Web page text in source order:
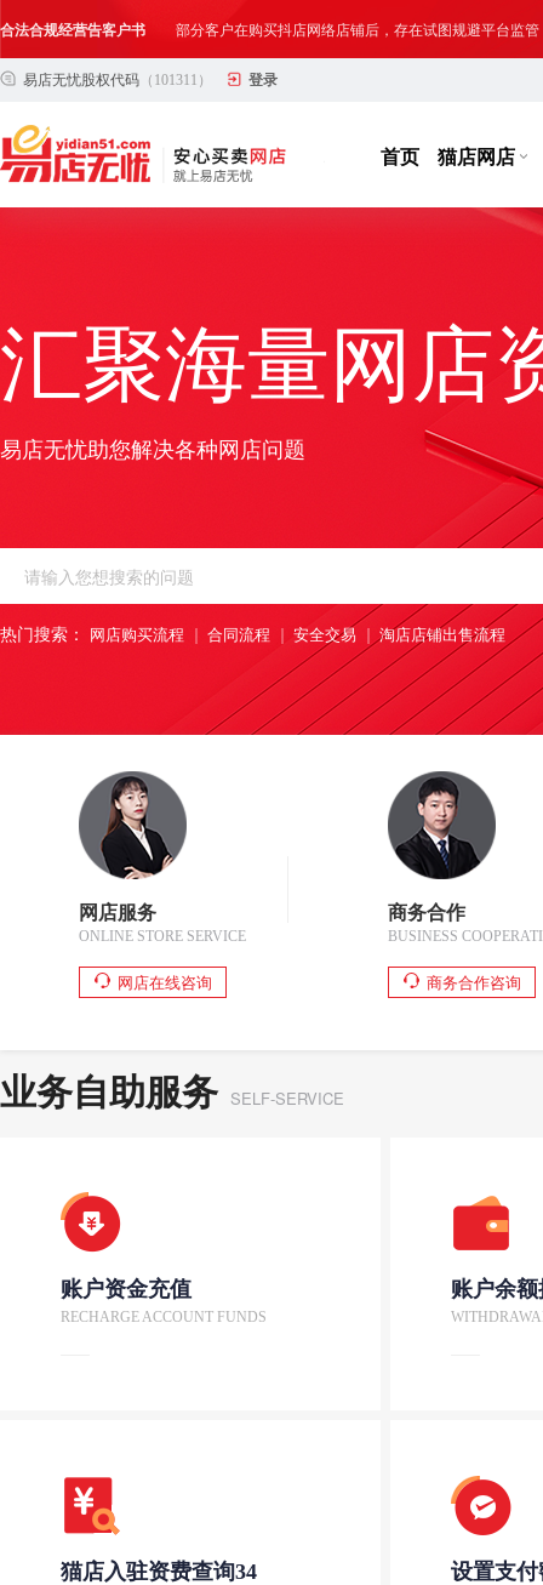
合法合规经营告客户书 部分客户在购买抖店网络店铺后，存在试图规避平台监
网络店铺合法经营告诫书 为确保网络店铺的合法、规范转让与经营,我司温馨提示
易店无忧股权代码 （101311） 登录
首页 猫店网店
汇聚海量网店
易店无忧助您解决各种网店问题
热门搜索： 网店购买流程 合同流程 安全交易 淘店店铺出售流程
网店服务
ONLINE STORE SERVICE
网店在线咨询
商务合作
BUSINESS
商务合作咨询
业务自助服务 SELF-SERVICE
账户资金充值
RECHARGE ACCOUNT FUNDS
账户余
猫店入驻资费查询34 设置支付